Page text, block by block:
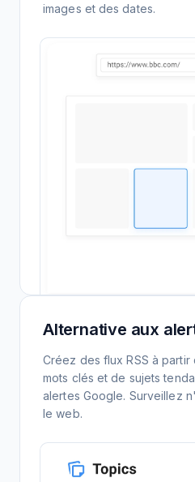
images et des dates.
Alternative aux
Créez des flux RSS à
mots clés et de sujets
alertes Google. Surveillez
le web.